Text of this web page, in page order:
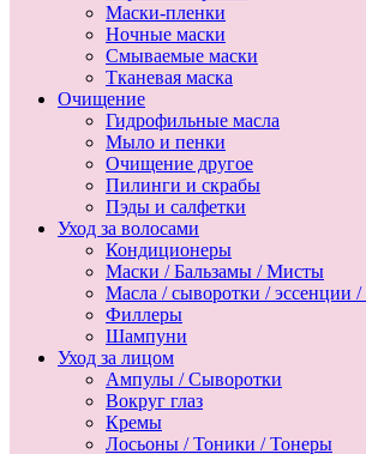
Маски-пленки
Ночные маски
Смываемые маски
Тканевая маска
Очищение
Гидрофильные масла
Мыло и пенки
Очищение другое
Пилинги и скрабы
Пэды и салфетки
Уход за волосами
Кондиционеры
Маски / Бальзамы / Мисты
Масла / сыворотки / эссенции
Филлеры
Шампуни
Уход за лицом
Ампулы / Сыворотки
Вокруг глаз
Кремы
Лосьоны / Тоники / Тонеры